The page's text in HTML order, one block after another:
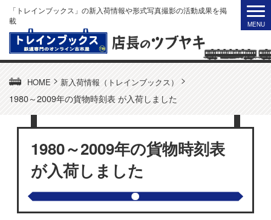
「トレインブックス」の新入荷情報や形式写真撮影の活動成果を掲
載
HOME > 新入荷情報（トレインブックス）
>
1980～2009年の貨物時刻表 が入荷しました
1980～2009年の貨物時刻表
が入荷しました